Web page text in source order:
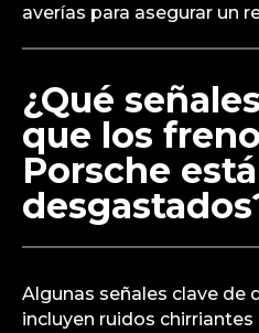
averías para asegurar un
¿Qué
que los
Porsche
Algunas señales clave de
incluyen ruidos chirriantes